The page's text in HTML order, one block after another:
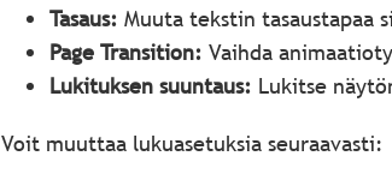
Tasaus: Muuta tekstin tasaustapaa
Page Transition: Vaihda
Lukituksen suuntaus: Lukitse
Voit muuttaa lukuasetuksia seuraavasti: